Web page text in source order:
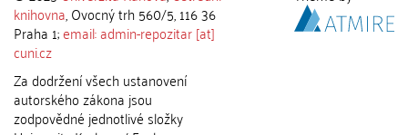
knihovna, Ovocný trh 560/5, 116 36
Praha 1;email: admin-repozitar [at]
cuni.cz
Za dodržení všech ustanovení
autorského zákona jsou
zodpovědné jednotlivé složky